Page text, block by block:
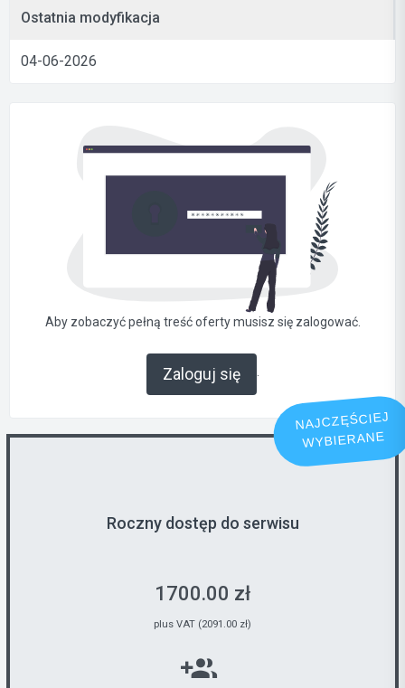
Ostatnia modyfikacja
04-06-2026
Aby zobaczyć pełną treść oferty musisz się zalogować.
Zaloguj się .
NAJCZĘŚCIEJ
WYBIERANE
Roczny dostęp do serwisu
1700.00 zł
plus VAT (2091.00 zł)